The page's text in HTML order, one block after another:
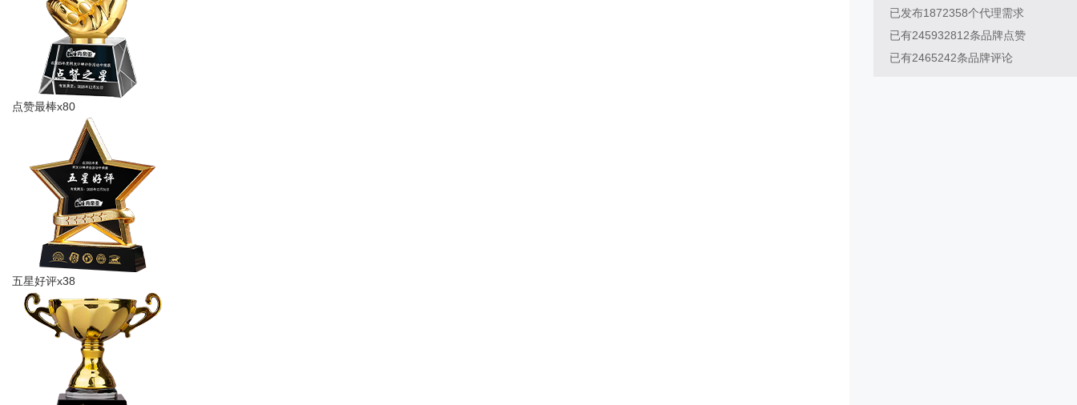
点赞最棒x80
五星好评x38
已发布1872358个代理需求
已有245932812条品牌点赞
已有2465242条品牌评论